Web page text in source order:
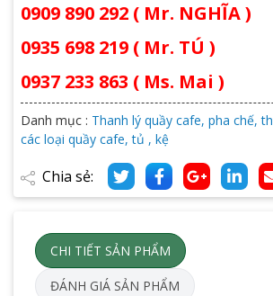
0909 890 292 ( Mr. NGHĨA )
0935 698 219 ( Mr. TÚ )
0937 233 863 ( Ms. Mai )
Danh mục : Thanh lý quầy cafe, pha chế,
các loại quầy cafe, tủ , kệ
Chia sẻ:
CHI TIẾT SẢN PHẨM
ĐÁNH GIÁ SẢN PHẨM